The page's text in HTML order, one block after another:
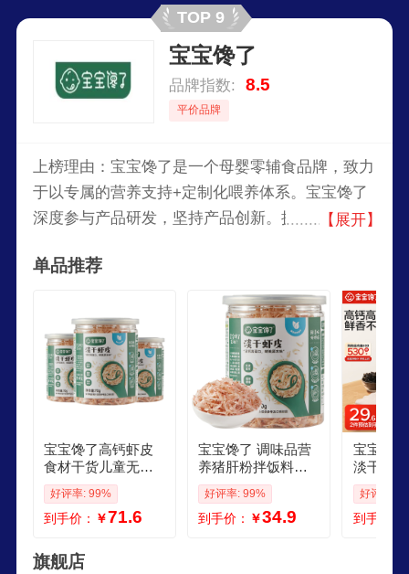
TOP 9
宝宝馋了
品牌指数: 8.5
平价品牌
上榜理由：宝宝馋了是一个母婴零辅食品牌，致力
于以专属的营养支持+定制化喂养体系。宝宝馋了
深度参与产品研发，坚持产品创新。拥有由100多
成的专业团队，深入研究宝宝不同成长阶段的生理
特征和心理需求。为成长提供定制化营养搭配。
【展开】
单品推荐
宝宝馋了高钙虾皮
食材干货儿童无添
加盐新鲜淡干虾皮
小虾米海产享宝宝
食谱 百分百虾皮淡
好评率: 99%
到手价： ￥71.6
宝宝馋了 调味品营
养猪肝粉拌饭料高
铁钙锌享宝宝婴幼
儿6个月以上辅食食
谱 高钙淡干虾皮70
好评率: 99%
到手价： ￥34.9
宝宝馋
淡干虾
食材儿
调味新
虾皮紫菜
好评率:
到手价：
旗舰店